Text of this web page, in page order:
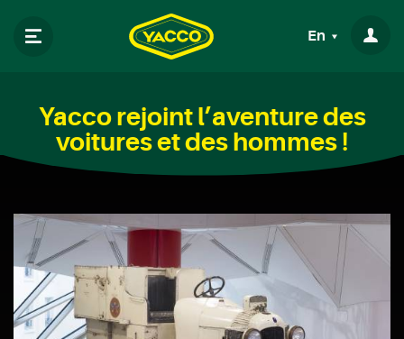
En
Yacco rejoint l’aventure des
voitures et des hommes !